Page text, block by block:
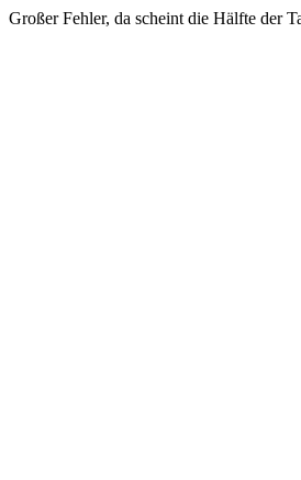
Großer Fehler, da scheint die Hälfte der